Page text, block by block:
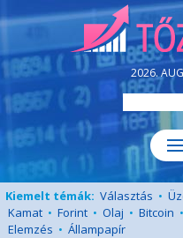
2026.
Kiemelt témák: Választás •
Kamat • Forint • Olaj • Bitcoin •
Elemzés • Állampapír